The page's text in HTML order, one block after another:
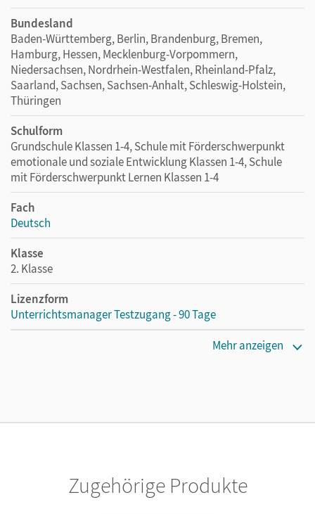
Bundesland
Baden-Württemberg, Berlin, Brandenburg, Bremen,
Hamburg, Hessen, Mecklenburg-Vorpommern,
Niedersachsen, Nordrhein-Westfalen, Rheinland-Pfalz,
Saarland, Sachsen, Sachsen-Anhalt, Schleswig-Holstein,
Thüringen
Schulform
Grundschule Klassen 1-4, Schule mit Förderschwerpunkt
emotionale und soziale Entwicklung Klassen 1-4, Schule
mit Förderschwerpunkt Lernen Klassen 1-4
Fach
Deutsch
Klasse
2. Klasse
Lizenzform
Unterrichtsmanager Testzugang - 90 Tage
Unterrichtsmanager 90 Tage lang zu testen.
Mehr anzeigen
Zugehörige Produkte